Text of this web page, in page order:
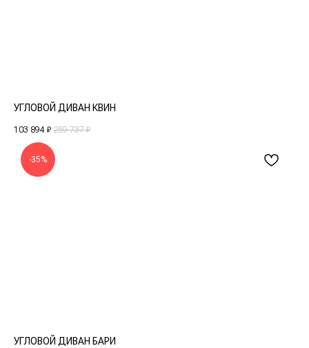
УГЛОВОЙ ДИВАН КВИН
103 894 ₽ 259 737 ₽
-35%
УГЛОВОЙ ДИВАН БАРИ